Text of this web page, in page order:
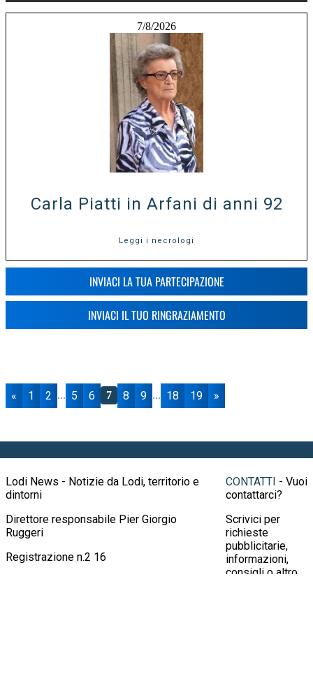
7/8/2026
Carla Piatti in Arfani di anni 92
Leggi i necrologi
INVIACI LA TUA PARTECIPAZIONE
INVIACI IL TUO RINGRAZIAMENTO
« 1 2 ... 5 6 7 8 9 ... 18 19 »
Lodi News - Notizie da Lodi, territorio e
dintorni
Direttore responsabile Pier Giorgio
Ruggeri
Registrazione n.2 16
CONTATTI - Vuoi
contattarci?
Scrivici per
richieste
pubblicitarie,
informazioni,
consigli o altro